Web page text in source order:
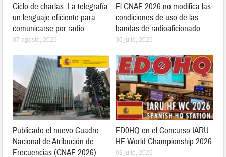
Ciclo de charlas: La telegrafía:
un lenguaje eficiente para
comunicarse por radio
07 agosto, 2026
El CNAF 2026 no modifica las
condiciones de uso de las
bandas de radioaficionado
30 julio, 2026
Publicado el nuevo Cuadro
Nacional de Atribución de
Frecuencias (CNAF 2026)
ED0HQ en el Concurso IARU
HF World Championship 2026
03 julio, 2026